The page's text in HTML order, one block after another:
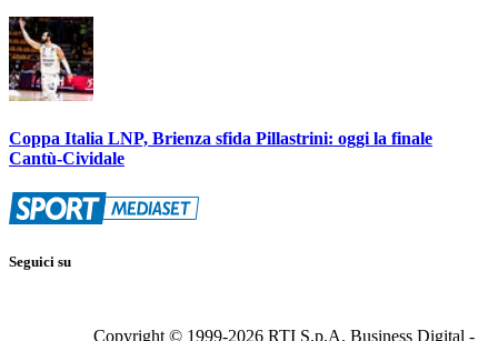
Coppa Italia LNP, Brienza sfida Pillastrini: oggi la finale
Cantù-Cividale
Seguici su
Copyright © 1999-2026 RTI S.p.A. Business Digital -